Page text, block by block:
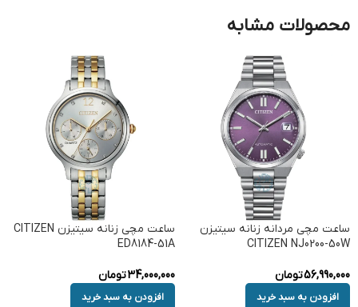
محصولات مشابه
ساعت مچی مردانه زنانه سیتیزن
CITIZEN NJ0200-50W
56,990,000تومان
افزودن به سبد خرید
ساعت مچی زنانه سیتیزن CITIZEN
ED8184-51A
34,000,000تومان
افزودن به سبد خرید